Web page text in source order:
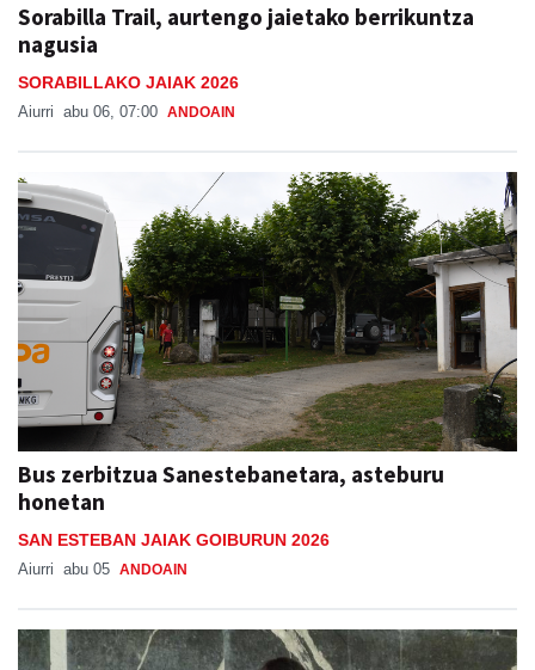
Sorabilla Trail, aurtengo jaietako berrikuntza
nagusia
SORABILLAKO JAIAK 2026
Aiurri abu 06, 07:00 ANDOAIN
Bus zerbitzua Sanestebanetara, asteburu
honetan
SAN ESTEBAN JAIAK GOIBURUN 2026
Aiurri abu 05 ANDOAIN